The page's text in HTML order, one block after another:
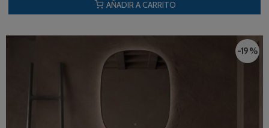
AÑADIR A CARRITO
-19 %